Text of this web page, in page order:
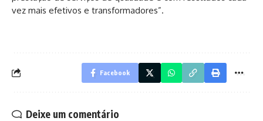
vez mais efetivos e transformadores”.
Facebook
Deixe um comentário